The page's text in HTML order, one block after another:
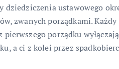
dziedziczenia ustawowego
zwanych porządkami. Każdy
porządku wyłączają
a ci z kolei przez